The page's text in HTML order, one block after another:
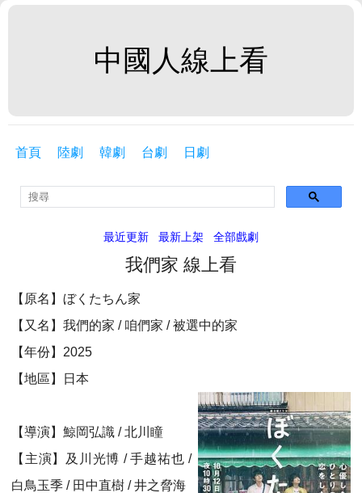
中國人線上看
首頁 陸劇 韓劇 台劇 日劇
最近更新 最新上架 全部戲劇
我們家 線上看
【原名】ぼくたちん家
【又名】我們的家 / 咱們家 / 被選中的家
【年份】2025
【地區】日本
【導演】鯨岡弘識 / 北川瞳
【主演】及川光博 / 手越祐也 /
白鳥玉季 / 田中直樹 / 井之脅海